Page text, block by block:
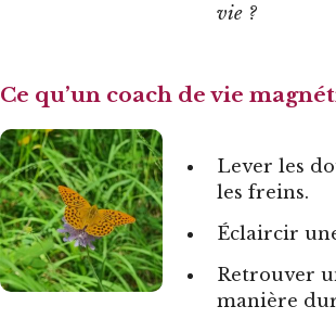
vie ?
Ce qu’un coach de vie
Lever les
les freins.
Éclaircir
Retrouver
manière